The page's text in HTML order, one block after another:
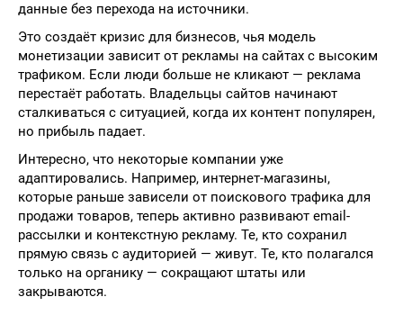
данные без перехода на источники.
Это создаёт кризис для бизнесов, чья модель
монетизации зависит от рекламы на сайтах с высоким
трафиком. Если люди больше не кликают — реклама
перестаёт работать. Владельцы сайтов начинают
сталкиваться с ситуацией, когда их контент популярен,
но прибыль падает.
Интересно, что некоторые компании уже
адаптировались. Например, интернет-магазины,
которые раньше зависели от поискового трафика для
продажи товаров, теперь активно развивают email-
рассылки и контекстную рекламу. Те, кто сохранил
прямую связь с аудиторией — живут. Те, кто полагался
только на органику — сокращают штаты или
закрываются.